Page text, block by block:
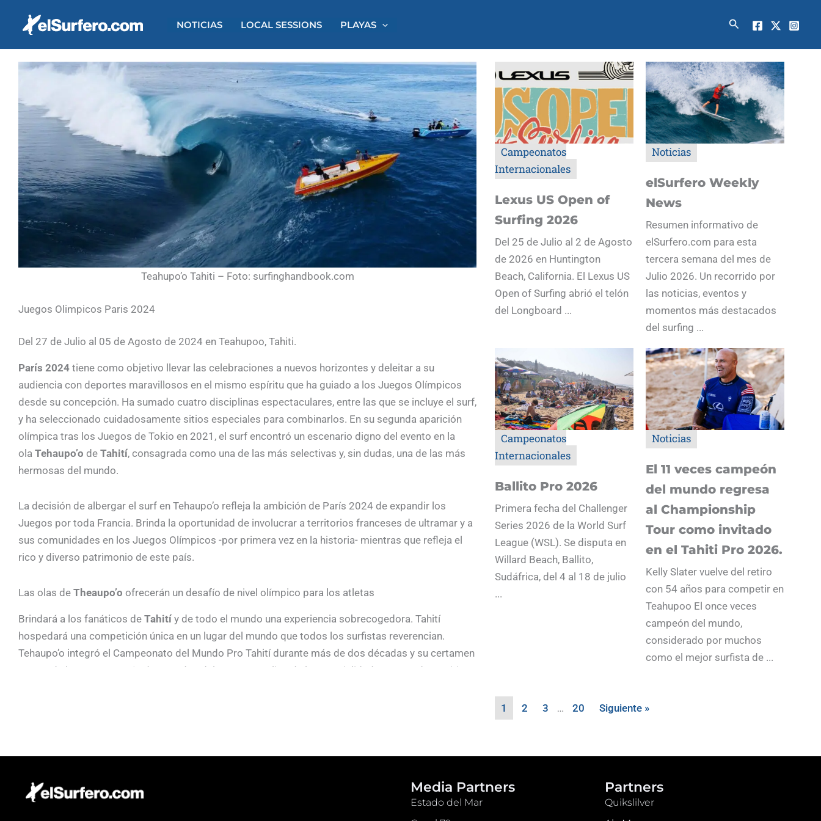
NOTICIAS LOCAL SESSIONS PLAYAS Buscar
Teahupo’o Tahiti – Foto: surfinghandbook.com
Juegos Olimpicos Paris 2024
Del 27 de Julio al 05 de Agosto de 2024 en Teahupoo, Tahiti.
París 2024 tiene como objetivo llevar las celebraciones a nuevos horizontes y deleitar a su
audiencia con deportes maravillosos en el mismo espíritu que ha guiado a los Juegos Olímpicos
desde su concepción. Ha sumado cuatro disciplinas espectaculares, entre las que se incluye el surf,
y ha seleccionado cuidadosamente sitios especiales para combinarlos. En su segunda aparición
olímpica tras los Juegos de Tokio en 2021, el surf encontró un escenario digno del evento en la
ola Tehaupo’o de Tahití, consagrada como una de las más selectivas y, sin dudas, una de las más
hermosas del mundo.
La decisión de albergar el surf en Tehaupo’o refleja la ambición de París 2024 de expandir los
Juegos por toda Francia. Brinda la oportunidad de involucrar a territorios franceses de ultramar y a
sus comunidades en los Juegos Olímpicos -por primera vez en la historia- mientras que refleja el
rico y diverso patrimonio de este país.
Las olas de Theaupo’o ofrecerán un desafío de nivel olímpico para los atletas
Brindará a los fanáticos de Tahití y de todo el mundo una experiencia sobrecogedora. Tahití
hospedará una competición única en un lugar del mundo que todos los surfistas reverencian.
Tehaupo’o integró el Campeonato del Mundo Pro Tahití durante más de dos décadas y su certamen
es uno de los eventos más destacados del Tour masculino de la especialidad. Se trata de un sitio
isla y la Villa de los Atletas estará compuesta por hogares modulares. El evento no afectará a la
costa, ya que las olas rompen mar adentro, y los fanáticos podrán disfrutar de las emociones en
Campeonatos
Internacionales
Lexus US Open of
Surfing 2026
Del 25 de Julio al 2 de Agosto
de 2026 en Huntington
Beach, California. El Lexus US
Open of Surfing abrió el telón
del Longboard ...
Noticias
elSurfero Weekly
News
Resumen informativo de
elSurfero.com para esta
tercera semana del mes de
Julio 2026. Un recorrido por
las noticias, eventos y
momentos más destacados
del surfing ...
Campeonatos
Internacionales
Ballito Pro 2026
Primera fecha del Challenger
Series 2026 de la World Surf
League (WSL). Se disputa en
Willard Beach, Ballito,
Sudáfrica, del 4 al 18 de julio
...
Noticias
El 11 veces campeón
del mundo regresa
al Championship
Tour como invitado
en el Tahiti Pro 2026.
Kelly Slater vuelve del retiro
con 54 años para competir en
Teahupoo El once veces
campeón del mundo,
considerado por muchos
como el mejor surfista de ...
1 2 3 … 20 Siguiente »
Media Partners
Estado del Mar
Partners
Quikslilver